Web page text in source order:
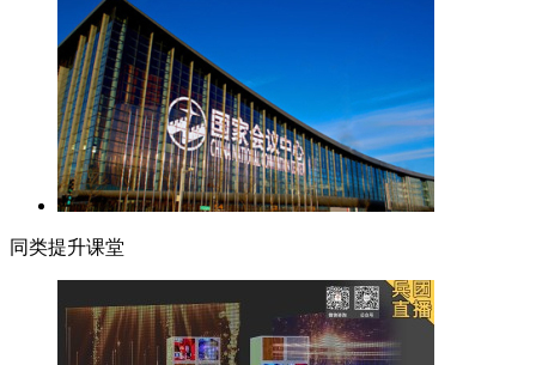
同类提升课堂